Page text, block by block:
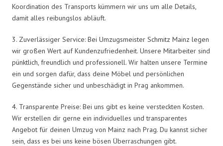
Koordination des Transports kümmern wir uns um alle Details,
damit alles reibungslos abläuft.
3. Zuverlässiger Service: Bei Umzugsmeister Schmitz Mainz legen
wir großen Wert auf Kundenzufriedenheit. Unsere Mitarbeiter sind
pünktlich, freundlich und professionell. Wir halten unsere Termine
ein und sorgen dafür, dass deine Möbel und persönlichen
Gegenstände sicher und unbeschädigt in Prag ankommen.
4. Transparente Preise: Bei uns gibt es keine versteckten Kosten.
Wir erstellen dir gerne ein individuelles und transparentes
Angebot für deinen Umzug von Mainz nach Prag. Du kannst sicher
sein, dass es bei uns keine bösen Überraschungen gibt.